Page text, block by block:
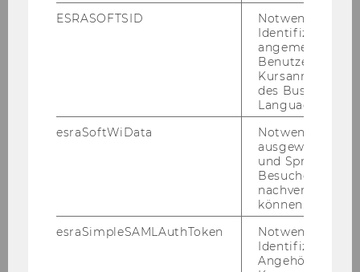
Finanzbildungscoaches
ESRASOFTSID
Notwendig zur
Identifizierung
angemeldeten
Benutzers im
des Business
Language
esraSoftWiData
Notwendig um
ausgewählte
und
Besuchers
nachverfolgen
können.
esraSimpleSAMLAuthToken
Notwendig zur
Identifizierung
Angehörige/r für